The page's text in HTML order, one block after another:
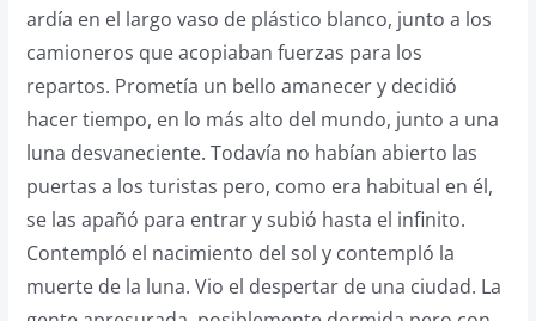
ardía en el largo vaso de plástico blanco, junto a los
camioneros que acopiaban fuerzas para los
repartos. Prometía un bello amanecer y decidió
hacer tiempo, en lo más alto del mundo, junto a una
luna desvaneciente. Todavía no habían abierto las
puertas a los turistas pero, como era habitual en él,
se las apañó para entrar y subió hasta el infinito.
Contempló el nacimiento del sol y contempló la
muerte de la luna. Vio el despertar de una ciudad. La